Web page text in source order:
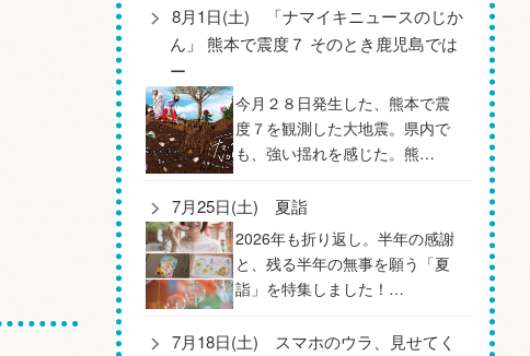
8月1日(土) 「ナマイキニュースのじか
ん」 熊本で震度７ そのとき鹿児島では
ー
今月２８日発生した、熊本で震
度７を観測した大地震。県内で
も、強い揺れを感じた。熊…
7月25日(土) 夏詣
2026年も折り返し。半年の感謝
と、残る半年の無事を願う「夏
詣」を特集しました！…
7月18日(土) スマホのウラ、見せてく